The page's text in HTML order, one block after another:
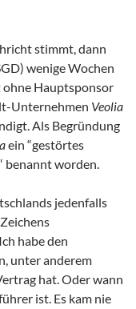
stimmt, dann
wenige Wochen
ohne Hauptsponsor
Unternehmen Veolia
Als Begründung
ein “gestörtes
benannt worden.
jedenfalls
habe den
unter anderem
hat. Oder wann
ist. Es kam nie